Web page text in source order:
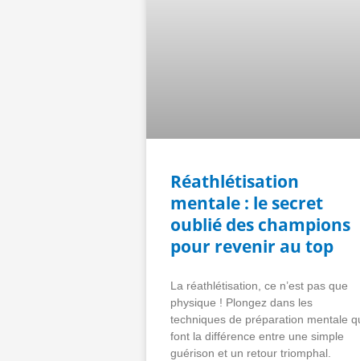
Réathlétisation
mentale : le secret
oublié des champions
pour revenir au top
La réathlétisation, ce n’est pas que
physique ! Plongez dans les
techniques de préparation mentale
font la différence entre une simple
guérison et un retour triomphal.